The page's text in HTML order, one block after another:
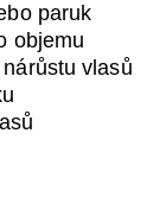
paruk
objemu
vlasů